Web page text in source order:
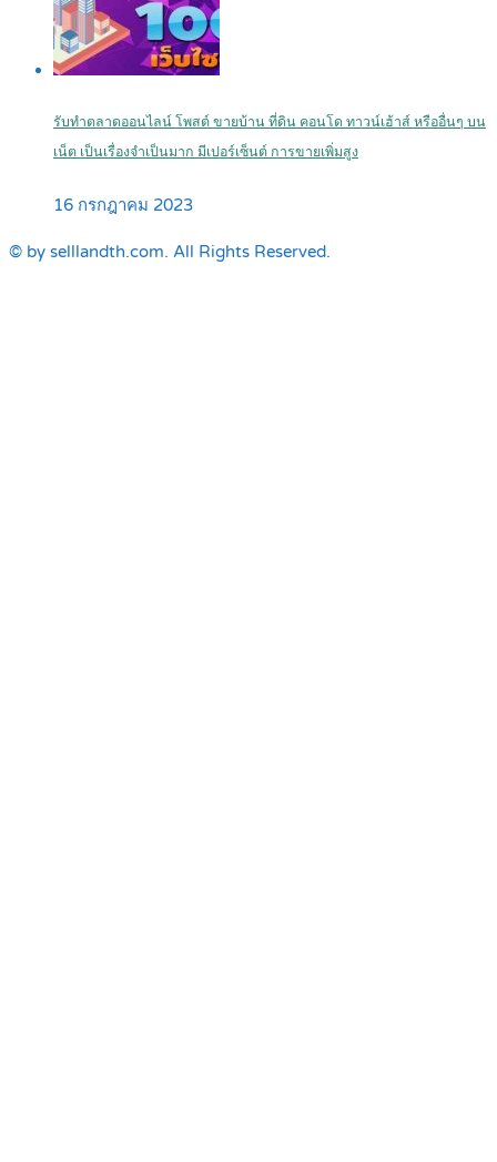
รับทำตลาดออนไลน์ โพสต์ ขายบ้าน ที่ดิน คอนโด ทาวน์เฮ้าส์ หรืออื่นๆ บน
เน็ต เป็นเรื่องจำเป็นมาก มีเปอร์เซ็นต์ การขายเพิ่มสูง
16 กรกฎาคม 2023
© by selllandth.com. All Rights Reserved.